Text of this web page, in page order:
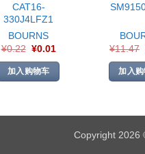
CAT16-
330J4LFZ1
BOURNS
¥0.22 ¥0.01
加入购物车
¥11.47
加入
Copyright 2026